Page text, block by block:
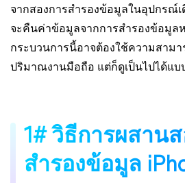
จากสองการสำรองข้อมูลในอุปกรณ์เ
จะคืนค่าข้อมูลจากการสำรองข้อมูล
กระบวนการนี้อาจต้องใช้ความสามา
ปริมาณงานมือถือ แต่ก็ดูเป็นไปได้แบ
1# วิธีการผสาน
สำรองข้อมูล